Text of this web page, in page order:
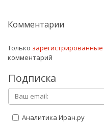
Комментарии
Только зарегистрированные
комментарий
Подписка
Аналитика Иран.ру